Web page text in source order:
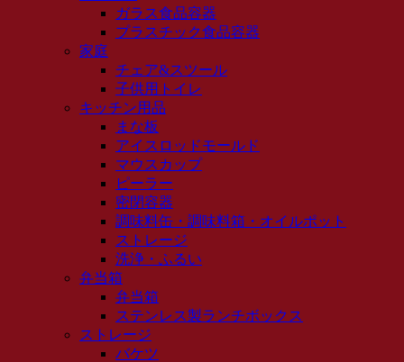
ガラス食品容器
プラスチック食品容器
家庭
チェア&スツール
子供用トイレ
キッチン用品
まな板
アイスロッドモールド
マウスカップ
ピーラー
密閉容器
調味料缶・調味料箱・オイルポット
ストレージ
洗浄・ふるい
弁当箱
弁当箱
ステンレス製ランチボックス
ストレージ
バケツ